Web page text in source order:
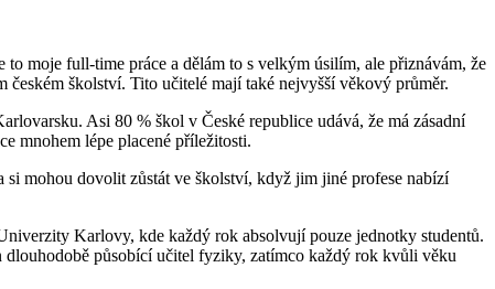
moje full-time práce a dělám to s velkým úsilím, ale přiznávám, že
českém školství. Tito učitelé mají také nejvyšší věkový průměr.
Asi 80 % škol v České republice udává, že má zásadní
mnohem lépe placené příležitosti.
mohou dovolit zůstát ve školství, když jim jiné profese nabízí
Karlovy, kde každý rok absolvují pouze jednotky studentů.
působící učitel fyziky, zatímco každý rok kvůli věku